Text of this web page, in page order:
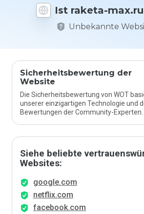
Ist raketa-
Unbekannte
Sicherheitsbewertung der
Website
Die Sicherheitsbewertung von WOT
unserer einzigartigen Technologie und
Bewertungen der Community-Experten.
Siehe beliebte
Websites:
google.com
netflix.com
facebook.com
auf einer
Skala von